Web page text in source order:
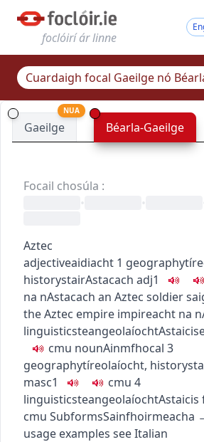
foclóirí ár linne
Gaeilge
NUA
Béarla-Gaeilge
Focail chosúla :
•
•
Aztec
adjectiveaidiacht 1 geography
historystairAstacach adj1
na nAstacach an Aztec soldier
the Aztec empire impireacht na
linguisticsteangeolaíocht
cmu nounAinmfhocal 3
geographytíreolaíocht, history
masc1
cmu 4
linguisticsteangeolaíochtAstaicis
cmu SubformsSainfhoirmeacha
usage examples seeItalian